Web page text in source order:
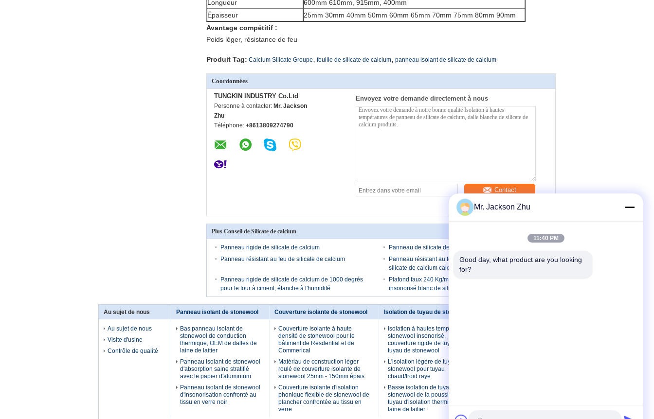
Longueur
600mm 610mm, 915mm, 400mm
Épaisseur
25mm 30mm 40mm 50mm 60mm 65mm 70mm 75mm 80mm 90mm
Avantage compétitif :
Poids léger, résistance de feu
Produit Tag: Calcium Silicate Groupe, feuille de silicate de calcium, panneau isolant de silicate de calcium
Coordonnées
TUNGKIN INDUSTRY Co.Ltd
Personne à contacter: Mr. Jackson
Zhu
Téléphone: +8613809274790
Envoyez votre demande directement à nous
Contact
Plus Conseil de Silicate de calcium
Panneau rigide de silicate de calcium
Panneau de silicate de calcium d'isolation thermique
Panneau résistant au feu de silicate de calcium
Panneau résistant au feu de silicate de calcium, feuille de
silicate de calcium calorifuge
Panneau rigide de silicate de calcium de 1000 degrés
pour le four à ciment, étanche à l'humidité
Plafond faux 240 Kg/m3 de calcium de panneau
insonorisé blanc de silicate
Au sujet de nous
Au sujet de nous
Visite d'usine
Contrôle de qualité
Panneau isolant de stonewool
Bas panneau isolant de
stonewool de conduction
thermique, OEM de dalles de
laine de laitier
Panneau isolant de stonewool
d'absorption saine stratifié
avec le papier d'aluminium
Panneau isolant de stonewool
d'insonorisation confronté au
tissu en verre noir
Couverture isolante de stonewool
Couverture isolante à haute
densité de stonewool pour le
bâtiment de Resdential et de
Commerical
Matériau de construction léger
roulé de couverture isolante de
stonewool 25mm - 150mm épais
Couverture isolante d'isolation
phonique flexible de stonewool de
plancher confrontée au tissu en
verre
Isolation de tuyau de stonewool
Isolation à hautes températures
stonewool insonorisé,
couverture rigide de tuyau de
tuyau de stonewool
L'isolation légère de tuyau de
stonewool pour tuyau
chaud/froid raye
Basse isolation de tuyau de
stonewool de la poussière,
tuyau d'isolation thermique de
laine de laitier
Mr. Jackson Zhu
11:40 PM
Good day, what product are you looking
for?